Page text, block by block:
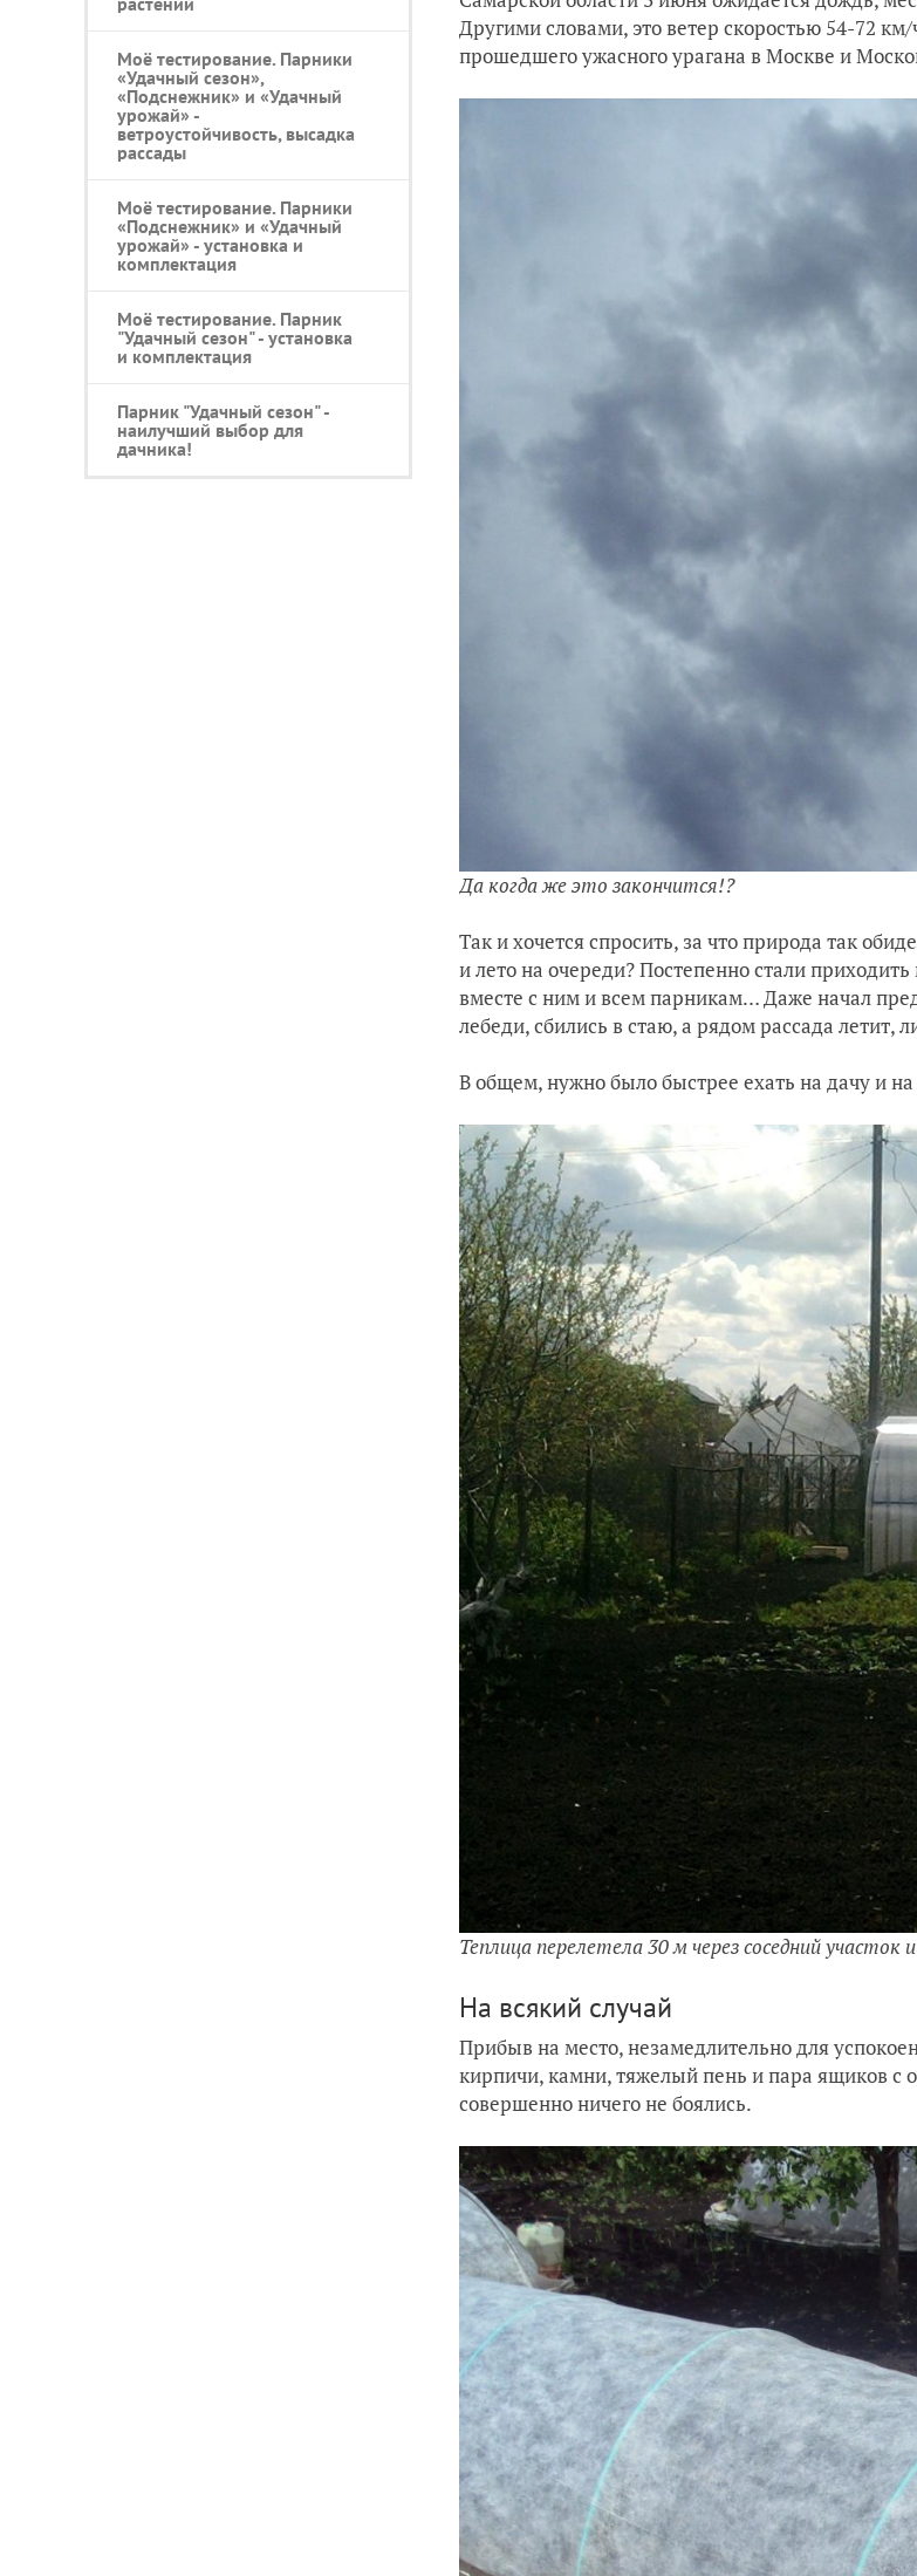
Моё тестирование. Парники
«Удачный сезон»,
«Подснежник» и «Удачный
урожай» -
ветроустойчивость, высадка
рассады
Моё тестирование. Парники
«Подснежник» и «Удачный
урожай» - установка и
комплектация
Моё тестирование. Парник
"Удачный сезон" - установка
и комплектация
Парник "Удачный сезон" -
наилучший выбор для
дачника!
Другими словами, это ветер скоростью 54-72
прошедшего ужасного урагана в Москве и
Да когда же это закончится!?
Так и хочется спросить, за что природа так
и лето на очереди? Постепенно стали
вместе с ним и всем парникам… Даже начал
лебеди, сбились в стаю, а рядом рассада летит,
В общем, нужно было быстрее ехать на дачу и
Теплица перелетела 30 м через соседний
На всякий случай
Прибыв на место, незамедлительно для
кирпичи, камни, тяжелый пень и пара ящиков с
совершенно ничего не боялись.